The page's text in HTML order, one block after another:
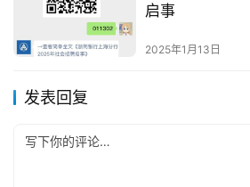
启事
2025年1月13日
发表回复